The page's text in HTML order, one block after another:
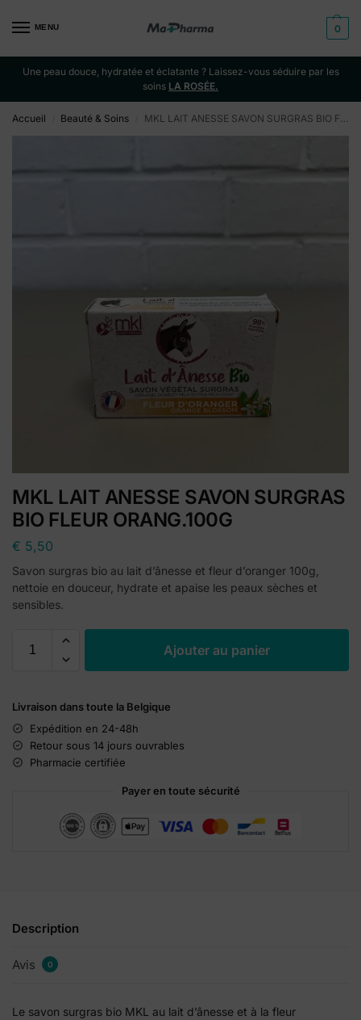
MENU 0
Une peau douce, hydratée et éclatante ? Laissez-vous séduire par les
soins LA ROSÉE.
Accueil Beauté & Soins MKL LAIT ANESSE SAVON SURGRAS BIO FLEUR ORANG.100G
MKL LAIT ANESSE SAVON SURGRAS
BIO FLEUR ORANG.100G
€ 5,50
Savon surgras bio au lait d’ânesse et fleur d’oranger 100g,
nettoie en douceur, hydrate et apaise les peaux sèches et
sensibles.
Ajouter au panier
Livraison dans toute la Belgique
Expédition en 24-48h
Retour sous 14 jours ouvrables
Pharmacie certifiée
Payer en toute sécurité
Description
Avis 0
Le savon surgras bio MKL au lait d’ânesse et à la fleur